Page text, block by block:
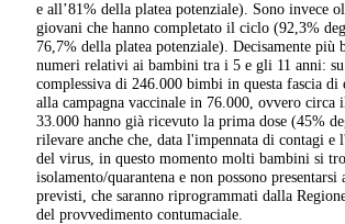
e all’81% della platea potenziale). Sono invece
giovani che hanno completato il ciclo (92,3%
76,7% della platea potenziale). Decisamente più
numeri relativi ai bambini tra i 5 e gli 11 anni: su
complessiva di 246.000 bimbi in questa fascia di
alla campagna vaccinale in 76.000, ovvero circa
33.000 hanno già ricevuto la prima dose (45%
rilevare anche che, data l'impennata di contagi e
del virus, in questo momento molti bambini si
isolamento/quarantena e non possono
previsti, che saranno riprogrammati dalla
del provvedimento contumaciale.